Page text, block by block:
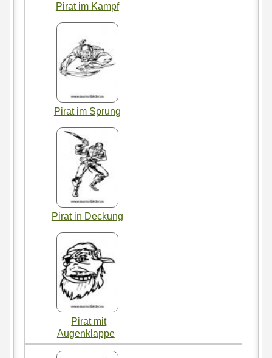
Pirat im Kampf
Pirat im Sprung
Pirat in Deckung
Pirat mit
Augenklappe